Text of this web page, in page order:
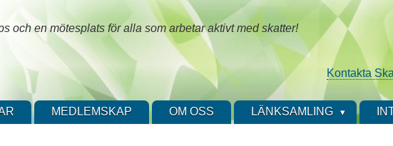
Kontakta
och en mötesplats för alla som arbetar aktivt med skatter!
MEDLEMSKAP OM OSS LÄNKSAMLING